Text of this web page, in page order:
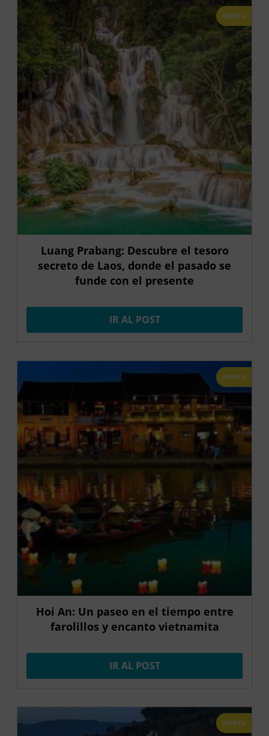
OFERTA
Luang Prabang: Descubre el tesoro
secreto de Laos, donde el pasado se
funde con el presente
IR AL POST
OFERTA
Hoi An: Un paseo en el tiempo entre
farolillos y encanto vietnamita
IR AL POST
OFERTA